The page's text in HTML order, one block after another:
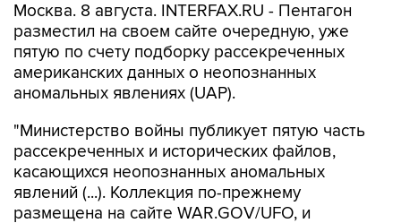
Москва. 8 августа. INTERFAX.RU - Пентагон
разместил на своем сайте очередную, уже
пятую по счету подборку рассекреченных
американских данных о неопознанных
аномальных явлениях (UAP).
"Министерство войны публикует пятую часть
рассекреченных и исторических файлов,
касающихся неопознанных аномальных
явлений (...). Коллекция по-прежнему
размещена на сайте WAR.GOV/UFO, и